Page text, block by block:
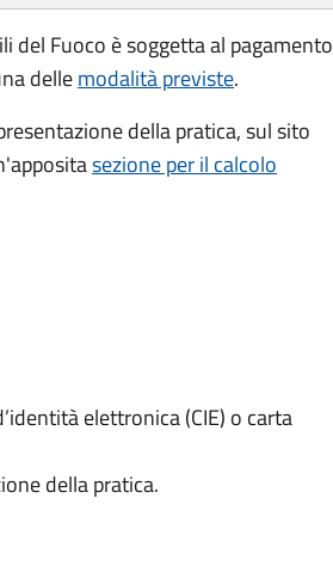
del Fuoco è soggetta al pagamento
dellemodalità previste.
della pratica, sul sito
sezione per il calcolo
elettronica (CIE) o carta
della pratica.